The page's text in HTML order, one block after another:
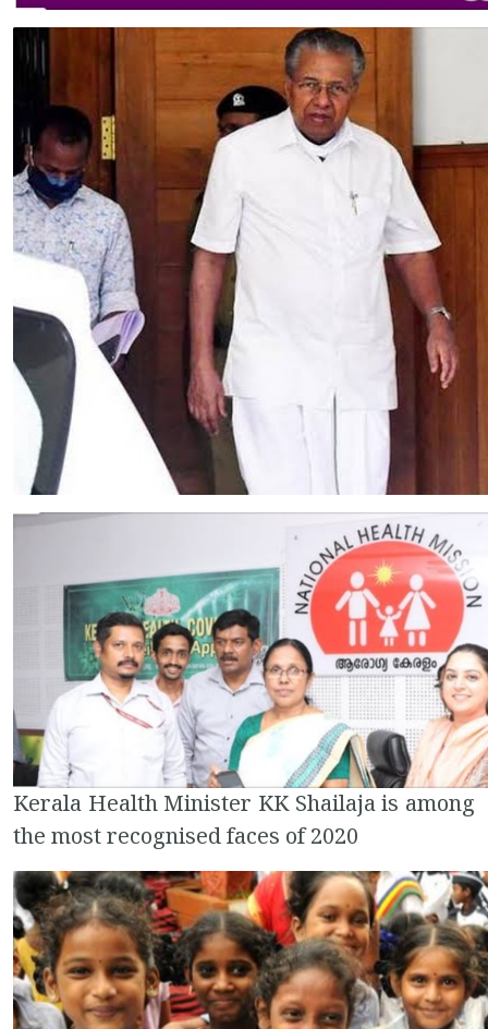
Kerala Health Minister KK Shailaja is among
the most recognised faces of 2020